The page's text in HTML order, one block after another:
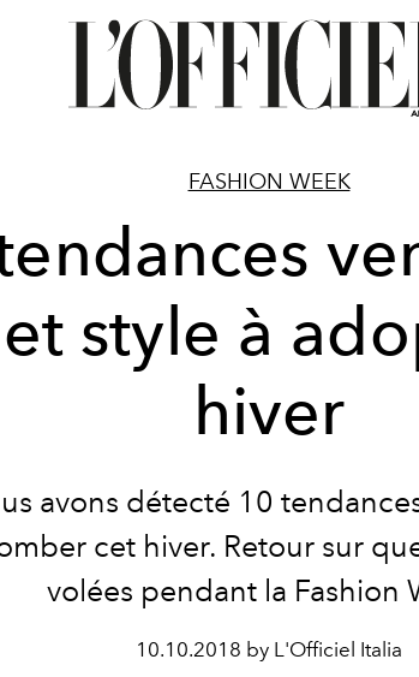
FASHION WEEK
style à
hiver
avons détecté 10
cet hiver. Retour sur
volées pendant la Fashion
10.10.2018 by L'Officiel Italia